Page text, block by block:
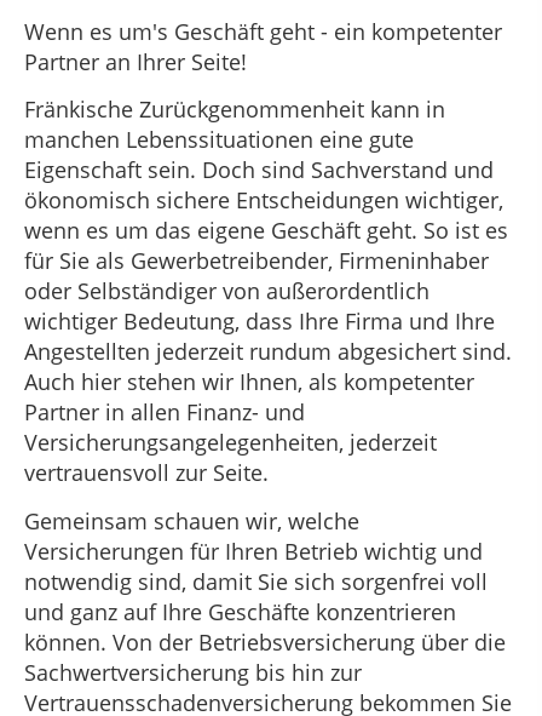
Wenn es um's Geschäft geht - ein kompetenter
Partner an Ihrer Seite!
Fränkische Zurückgenommenheit kann in
manchen Lebenssituationen eine gute
Eigenschaft sein. Doch sind Sachverstand und
ökonomisch sichere Entscheidungen wichtiger,
wenn es um das eigene Geschäft geht. So ist es
für Sie als Gewerbetreibender, Firmeninhaber
oder Selbständiger von außerordentlich
wichtiger Bedeutung, dass Ihre Firma und Ihre
Angestellten jederzeit rundum abgesichert sind.
Auch hier stehen wir Ihnen, als kompetenter
Partner in allen Finanz- und
Versicherungsangelegenheiten, jederzeit
vertrauensvoll zur Seite.
Gemeinsam schauen wir, welche
Versicherungen für Ihren Betrieb wichtig und
notwendig sind, damit Sie sich sorgenfrei voll
und ganz auf Ihre Geschäfte konzentrieren
können. Von der Betriebsversicherung über die
Sachwertversicherung bis hin zur
Vertrauensschadenversicherung bekommen Sie